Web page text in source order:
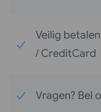
Veilig
/ CreditCard
Vragen? Bel